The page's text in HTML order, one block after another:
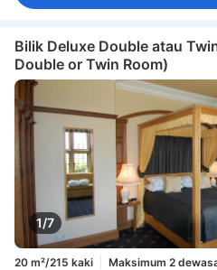
Bilik Deluxe Double atau
Double or Twin Room)
1/7
20 m²/215 kaki Maksimum 2